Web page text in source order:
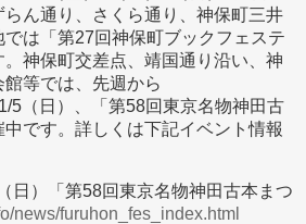
ん通り、さくら通り、神保町三井
では「第27回神保町ブックフェステ
。神保町交差点、靖国通り沿い、神
等では、先週から
5（日）、「第58回東京名物神田古
です。詳しくは下記イベント情報
日）「第58回東京名物神田古本まつ
news/furuhon_fes_index.html